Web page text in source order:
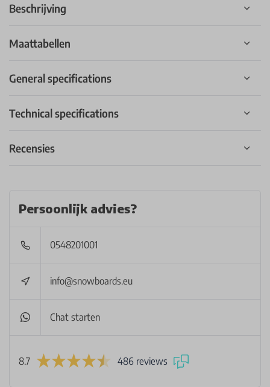
Beschrijving
Maattabellen
General specifications
Technical specifications
Recensies
Persoonlijk advies?
0548201001
info@snowboards.eu
Chat starten
8.7 486 reviews